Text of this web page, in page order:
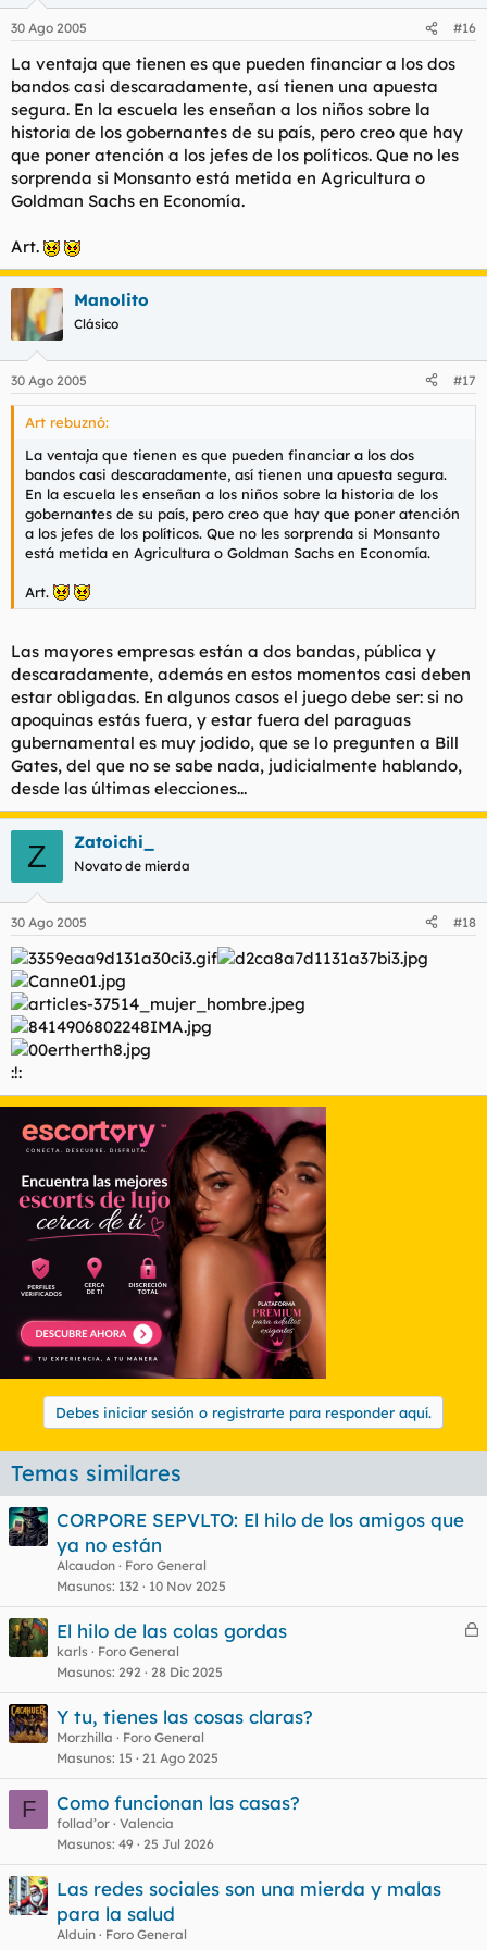
30 Ago 2005 #16
La ventaja que tienen es que pueden financiar a los dos
bandos casi descaradamente, así tienen una apuesta
segura. En la escuela les enseñan a los niños sobre la
historia de los gobernantes de su país, pero creo que hay
que poner atención a los jefes de los políticos. Que no les
sorprenda si Monsanto está metida en Agricultura o
Goldman Sachs en Economía.
Art.
Manolito
Clásico
30 Ago 2005 #17
Art rebuznó:
La ventaja que tienen es que pueden financiar a los dos
bandos casi descaradamente, así tienen una apuesta segura.
En la escuela les enseñan a los niños sobre la historia de los
gobernantes de su país, pero creo que hay que poner atención
a los jefes de los políticos. Que no les sorprenda si Monsanto
está metida en Agricultura o Goldman Sachs en Economía.
Art.
Las mayores empresas están a dos bandas, pública y
descaradamente, además en estos momentos casi deben
estar obligadas. En algunos casos el juego debe ser: si no
apoquinas estás fuera, y estar fuera del paraguas
gubernamental es muy jodido, que se lo pregunten a Bill
Gates, del que no se sabe nada, judicialmente hablando,
desde las últimas elecciones...
Z Zatoichi_
Novato de mierda
30 Ago 2005 #18
:!:
Debes iniciar sesión o registrarte para responder aquí.
Temas similares
CORPORE SEPVLTO: El hilo de los amigos que
ya no están
Alcaudon
Foro General
Masunos 132 10 Nov 2025
C
r
El hilo de las colas gordas
karls
Foro General
Masunos 292 28 Dic 2025
Y tu, tienes las cosas claras?
Morzhilla
Foro General
Masunos 15 21 Ago 2025
F Como funcionan las casas?
follad’or Valencia
Masunos 49 25 Jul 2026
Las redes sociales son una mierda y malas
para la salud
Alduin
Foro General